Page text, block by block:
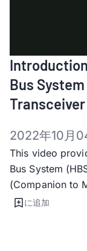
Bus
2022年10月
This video
Bus System
(Companion to
に追加